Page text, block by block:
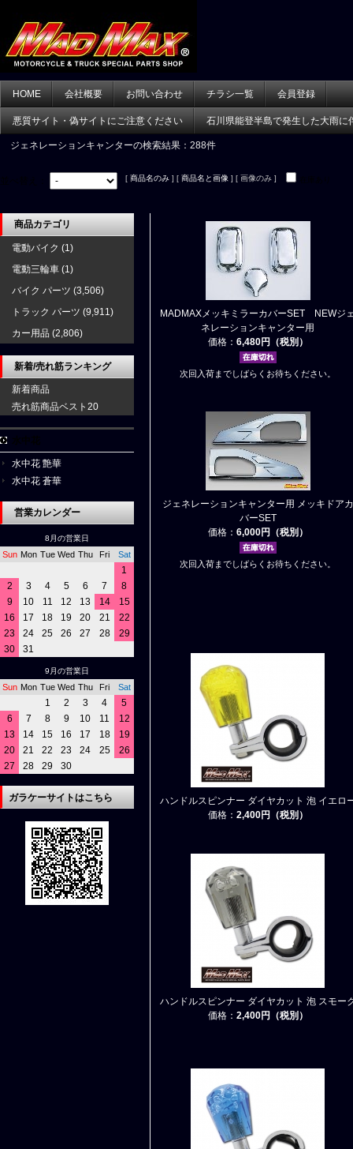
HOME 会社概要 お問い合わせ チラシ一覧 会員登録
悪質サイト・偽サイトにご注意ください 石川県能登半島で発生した大雨に
ジェネレーションキャンターの検索結果：288件
[ 商品名のみ ] [ 商品名と画像 ] [ 画像のみ ]
MADMAXメッキミラーカバーSET NEWジ
ネレーションキャンター用
価格： 6,480円（税別）
次回入荷までしばらくお待ちください。
ジェネレーションキャンター用 メッキドアカ
バーSET
価格： 6,000円（税別）
次回入荷までしばらくお待ちください。
ハンドルスピンナー ダイヤカット 泡 イエロ
価格： 2,400円（税別）
ハンドルスピンナー ダイヤカット 泡 スモー
価格： 2,400円（税別）
商品カテゴリ
電動バイク (1)
電動三輪車 (1)
バイク パーツ (3,506)
トラック パーツ (9,911)
カー用品 (2,806)
新着/売れ筋ランキング
新着商品
売れ筋商品ベスト20
水中花 艶華
水中花 蒼華
営業カレンダー
8月の営業日
Sun Mon Tue Wed Thu Fri Sat
1
2
3 4 5 6 7
8
9
10 11 12 13 14
15
16
17 18 19 20 21
22
23
24 25 26 27 28
29
30
31
9月の営業日
Sun Mon Tue Wed Thu Fri Sat
1 2 3 4
5
6
7 8 9 10 11
12
13
14 15 16 17 18
19
20
21 22 23 24 25
26
27
28 29 30
ガラケーサイトはこちら